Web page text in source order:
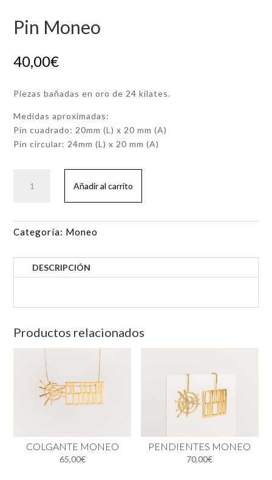
Pin Moneo
40,00€
Piezas bañadas en oro de 24 kilates.
Medidas aproximadas:
Pin cuadrado: 20mm (L) x 20 mm (A)
Pin circular: 24mm (L) x 20 mm (A)
Moneo
Añadir al carrito
Categoría: Moneo
DESCRIPCIÓN
Productos relacionados
COLGANTE MONEO
65,00€
PENDIENTES MONEO
70,00€